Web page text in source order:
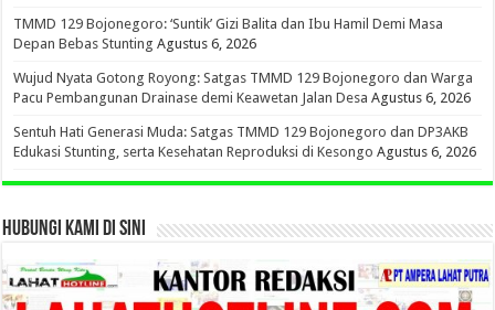
TMMD 129 Bojonegoro: ‘Suntik’ Gizi Balita dan Ibu Hamil Demi Masa
Depan Bebas Stunting Agustus 6, 2026
Wujud Nyata Gotong Royong: Satgas TMMD 129 Bojonegoro dan Warga
Pacu Pembangunan Drainase demi Keawetan Jalan Desa Agustus 6, 2026
Sentuh Hati Generasi Muda: Satgas TMMD 129 Bojonegoro dan DP3AKB
Edukasi Stunting, serta Kesehatan Reproduksi di Kesongo Agustus 6, 2026
HUBUNGI KAMI DI SINI